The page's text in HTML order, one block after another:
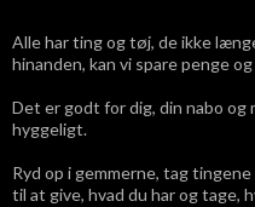
Alle har ting og tøj, de ikke
hinanden, kan vi spare penge
Det er godt for dig, din nabo
hyggeligt.
Ryd op i gemmerne, tag
til at give, hvad du har og tage,